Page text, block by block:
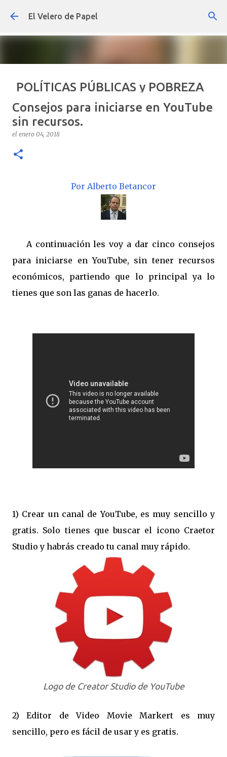
Ir al contenido principal
El Velero de Papel
POLÍTICAS PÚBLICAS y POBREZA
POR ARTURO MOLINA
el septiembre 22, 2024
OPINIÓN POLÍTICAS PÚBLICAS Y POBREZA
Consejos para iniciarse en YouTube
sin recursos.
el enero 04, 2018
Por Alberto Betancor
A continuación les voy a dar cinco consejos
para iniciarse en YouTube, sin tener recursos
económicos, partiendo que lo principal ya lo
tienes que son las ganas de hacerlo.
1) Crear un canal de YouTube, es muy sencillo y
gratis. Solo tienes que buscar el icono Craetor
Studio y habrás creado tu canal muy rápido.
Logo de Creator Studio de YouTube
2) Editor de Video Movie Markert es muy
sencillo, pero es fácil de usar y es gratis.